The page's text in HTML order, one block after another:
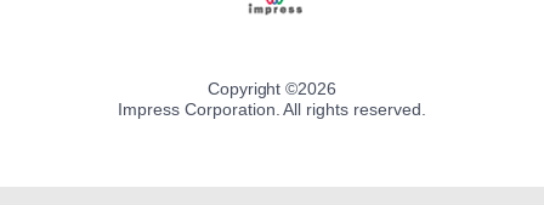
Copyright ©2026
Impress Corporation. All rights reserved.